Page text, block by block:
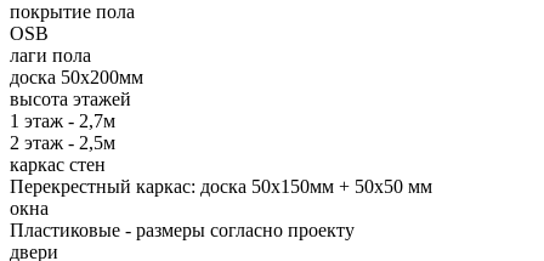
покрытие пола
OSB
лаги пола
доска 50х200мм
высота этажей
1 этаж - 2,7м
2 этаж - 2,5м
каркас стен
Перекрестный каркас: доска 50х150мм + 50х50 мм
окна
Пластиковые - размеры согласно проекту
двери